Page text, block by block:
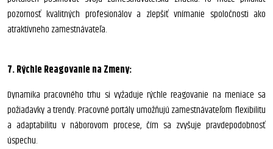
pozornosť kvalitných profesionálov a zlepšiť vnímanie spoločnosti ako
atraktívneho zamestnávateľa.
7. Rýchle Reagovanie na Zmeny:
Dynamika pracovného trhu si vyžaduje rýchle reagovanie na meniace sa
požiadavky a trendy. Pracovné portály umožňujú zamestnávateľom flexibilitu
a adaptabilitu v náborovom procese, čím sa zvyšuje pravdepodobnosť
úspechu.